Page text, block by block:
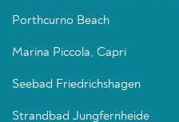
Porthcurno Beach
Marina Piccola, Capri
Seebad Friedrichshagen
Strandbad Jungfernheide